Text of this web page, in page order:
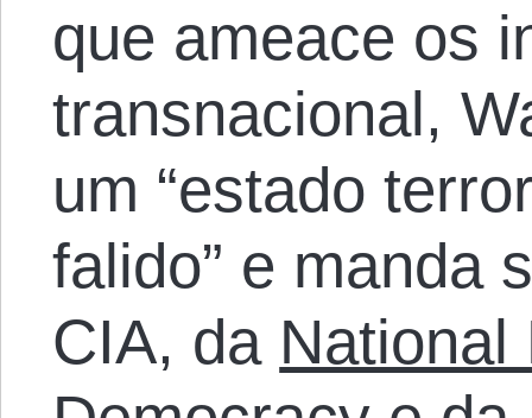
que ameace os
transnacional,
um “estado
falido” e manda
CIA, da National